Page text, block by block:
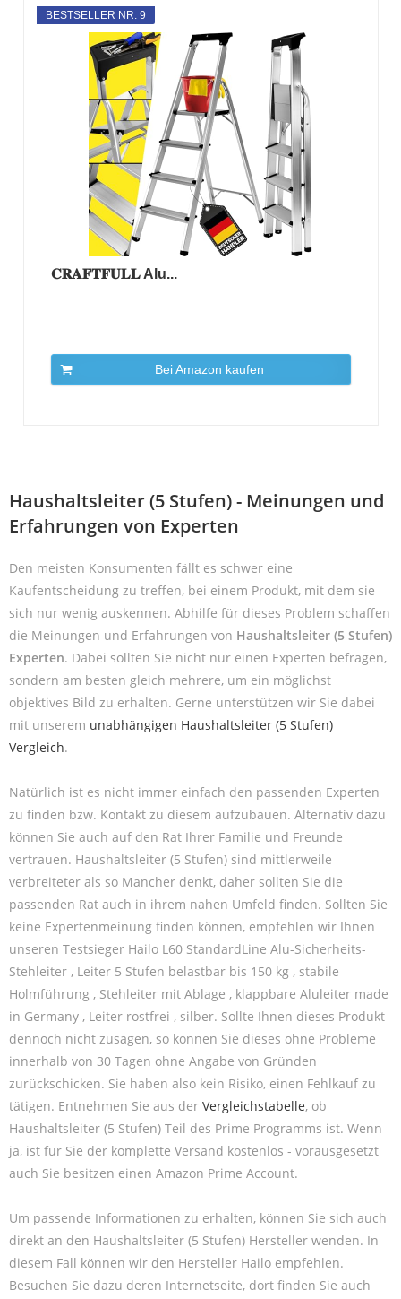
BESTSELLER NR. 9
𝐂𝐑𝐀𝐅𝐓𝐅𝐔𝐋𝐋 Alu...
Bei Amazon kaufen
Haushaltsleiter (5 Stufen) - Meinungen und
Erfahrungen von Experten
Den meisten Konsumenten fällt es schwer eine
Kaufentscheidung zu treffen, bei einem Produkt, mit dem sie
sich nur wenig auskennen. Abhilfe für dieses Problem schaffen
die Meinungen und Erfahrungen von Haushaltsleiter (5 Stufen)
Experten. Dabei sollten Sie nicht nur einen Experten befragen,
sondern am besten gleich mehrere, um ein möglichst
objektives Bild zu erhalten. Gerne unterstützen wir Sie dabei
mit unserem unabhängigen Haushaltsleiter (5 Stufen)
Vergleich.
Natürlich ist es nicht immer einfach den passenden Experten
zu finden bzw. Kontakt zu diesem aufzubauen. Alternativ dazu
können Sie auch auf den Rat Ihrer Familie und Freunde
vertrauen. Haushaltsleiter (5 Stufen) sind mittlerweile
verbreiteter als so Mancher denkt, daher sollten Sie die
passenden Rat auch in ihrem nahen Umfeld finden. Sollten Sie
keine Expertenmeinung finden können, empfehlen wir Ihnen
unseren Testsieger Hailo L60 StandardLine Alu-Sicherheits-
Stehleiter , Leiter 5 Stufen belastbar bis 150 kg , stabile
Holmführung , Stehleiter mit Ablage , klappbare Aluleiter made
in Germany , Leiter rostfrei , silber. Sollte Ihnen dieses Produkt
dennoch nicht zusagen, so können Sie dieses ohne Probleme
innerhalb von 30 Tagen ohne Angabe von Gründen
zurückschicken. Sie haben also kein Risiko, einen Fehlkauf zu
tätigen. Entnehmen Sie aus der Vergleichstabelle, ob
Haushaltsleiter (5 Stufen) Teil des Prime Programms ist. Wenn
ja, ist für Sie der komplette Versand kostenlos - vorausgesetzt
auch Sie besitzen einen Amazon Prime Account.
Um passende Informationen zu erhalten, können Sie sich auch
direkt an den Haushaltsleiter (5 Stufen) Hersteller wenden. In
diesem Fall können wir den Hersteller Hailo empfehlen.
Besuchen Sie dazu deren Internetseite, dort finden Sie auch